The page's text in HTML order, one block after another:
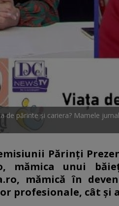
de părinte și cariera? Mamele
Părinți
mămica unui
mămică în
profesionale, cât și